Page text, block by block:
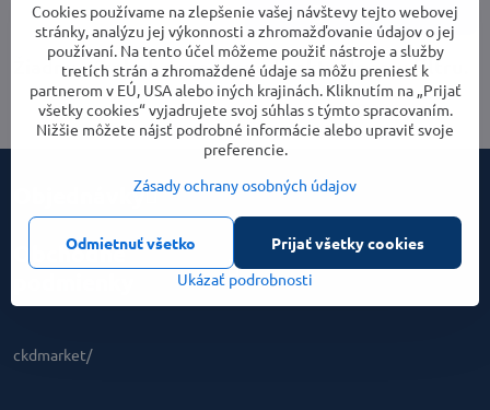
Cena Parametre
Objednávky
Obchodné
ckdmarket/
Cookies používame na zlepšenie vašej návštevy tejto webovej
stránky, analýzu jej výkonnosti a zhromažďovanie údajov o jej
používaní. Na tento účel môžeme použiť nástroje a služby
tretích strán a zhromaždené údaje sa môžu preniesť k
partnerom v EÚ, USA alebo iných krajinách. Kliknutím na „Prijať
všetky cookies“ vyjadrujete svoj súhlas s týmto spracovaním.
Nižšie môžete nájsť podrobné informácie alebo upraviť svoje
preferencie.
Zásady ochrany osobných údajov
Ukázať podrobnosti
Prijať všetky cookies
Odmietnuť všetko